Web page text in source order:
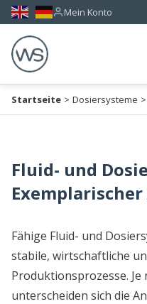
Mein Konto
Startseite > Dosiersysteme >
Fluid- und
Fähige Fluid- und
stabile, wirtschaftliche
Produktionsprozesse.
unterscheiden sich die